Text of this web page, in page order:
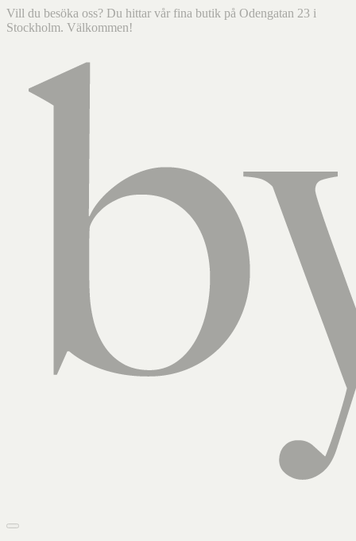
Vill du besöka oss? Du hittar vår fina butik på Odengatan 23 i
Stockholm. Välkommen!